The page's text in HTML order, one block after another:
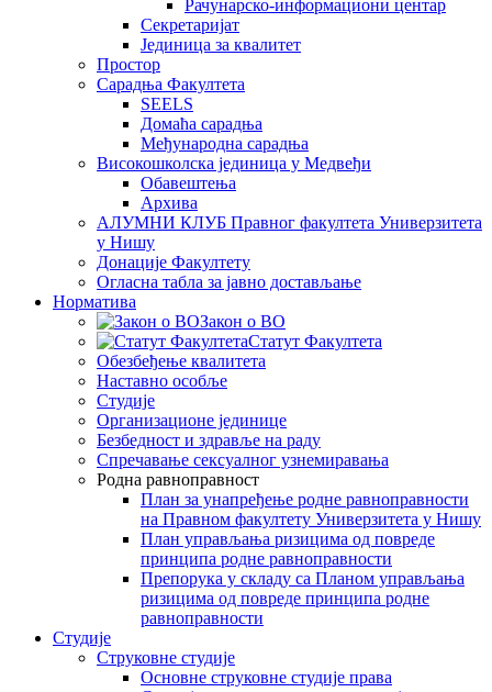
Рачунарско-информациони центар
Секретаријат
Јединица за квалитет
Простор
Сарадња Факултета
SEELS
Домаћа сарадња
Међународна сарадња
Високошколска јединица у Медвеђи
Обавештења
Архива
АЛУМНИ КЛУБ Правног факултета Универзитета
у Нишу
Донације Факултету
Огласна табла за јавно достављање
Норматива
Закон о ВО
Статут Факултета
Обезбеђење квалитета
Наставно особље
Студије
Организационе јединице
Безбедност и здравље на раду
Спречавање сексуалног узнемиравања
Родна равноправност
План за унапређење родне равноправности
на Правном факултету Универзитета у Нишу
План управљања ризицима од повреде
принципа родне равноправности
Препорука у складу са Планом управљања
ризицима од повреде принципа родне
равноправности
Студије
Струковне студије
Основне струковне студије права